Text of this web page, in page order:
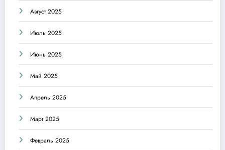
Август 2025
Июль 2025
Июнь 2025
Май 2025
Апрель 2025
Март 2025
Февраль 2025